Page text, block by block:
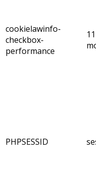
cookielawinfo-
checkbox-
performance
11
PHPSESSID